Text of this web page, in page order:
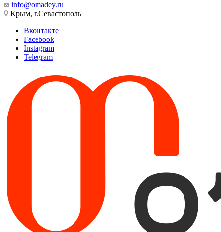
info@omadey.ru
Крым, г.Севастополь
Вконтакте
Facebook
Instagram
Telegram